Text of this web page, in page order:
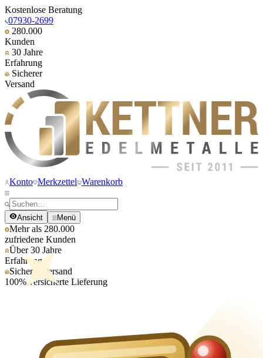
Kostenlose Beratung
07930-2699
280.000
Kunden
30 Jahre
Erfahrung
Sicherer
Versand
Konto Merkzettel Warenkorb
Ansicht Menü
Mehr als 280.000
zufriedene Kunden
Über 30 Jahre
Erfahrung
Sicherer Versand
100% versicherte Lieferung